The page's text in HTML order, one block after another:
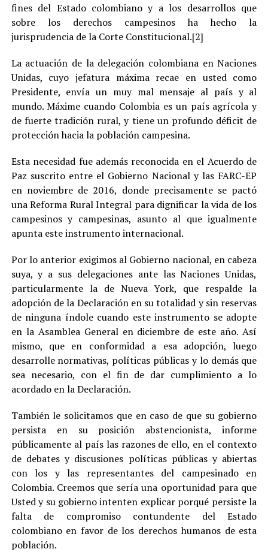
fines del Estado colombiano y a los desarrollos que
sobre los derechos campesinos ha hecho la
jurisprudencia de la Corte Constitucional.[2]
La actuación de la delegación colombiana en Naciones
Unidas, cuyo jefatura máxima recae en usted como
Presidente, envía un muy mal mensaje al país y al
mundo. Máxime cuando Colombia es un país agrícola y
de fuerte tradición rural, y tiene un profundo déficit de
protección hacia la población campesina.
Esta necesidad fue además reconocida en el Acuerdo de
Paz suscrito entre el Gobierno Nacional y las FARC-EP
en noviembre de 2016, donde precisamente se pactó
una Reforma Rural Integral para dignificar la vida de los
campesinos y campesinas, asunto al que igualmente
apunta este instrumento internacional.
Por lo anterior exigimos al Gobierno nacional, en cabeza
suya, y a sus delegaciones ante las Naciones Unidas,
particularmente la de Nueva York, que respalde la
adopción de la Declaración en su totalidad y sin reservas
de ninguna índole cuando este instrumento se adopte
en la Asamblea General en diciembre de este año. Así
mismo, que en conformidad a esa adopción, luego
desarrolle normativas, políticas públicas y lo demás que
sea necesario, con el fin de dar cumplimiento a lo
acordado en la Declaración.
También le solicitamos que en caso de que su gobierno
persista en su posición abstencionista, informe
públicamente al país las razones de ello, en el contexto
de debates y discusiones políticas públicas y abiertas
con los y las representantes del campesinado en
Colombia. Creemos que sería una oportunidad para que
Usted y su gobierno intenten explicar porqué persiste la
falta de compromiso contundente del Estado
colombiano en favor de los derechos humanos de esta
población.